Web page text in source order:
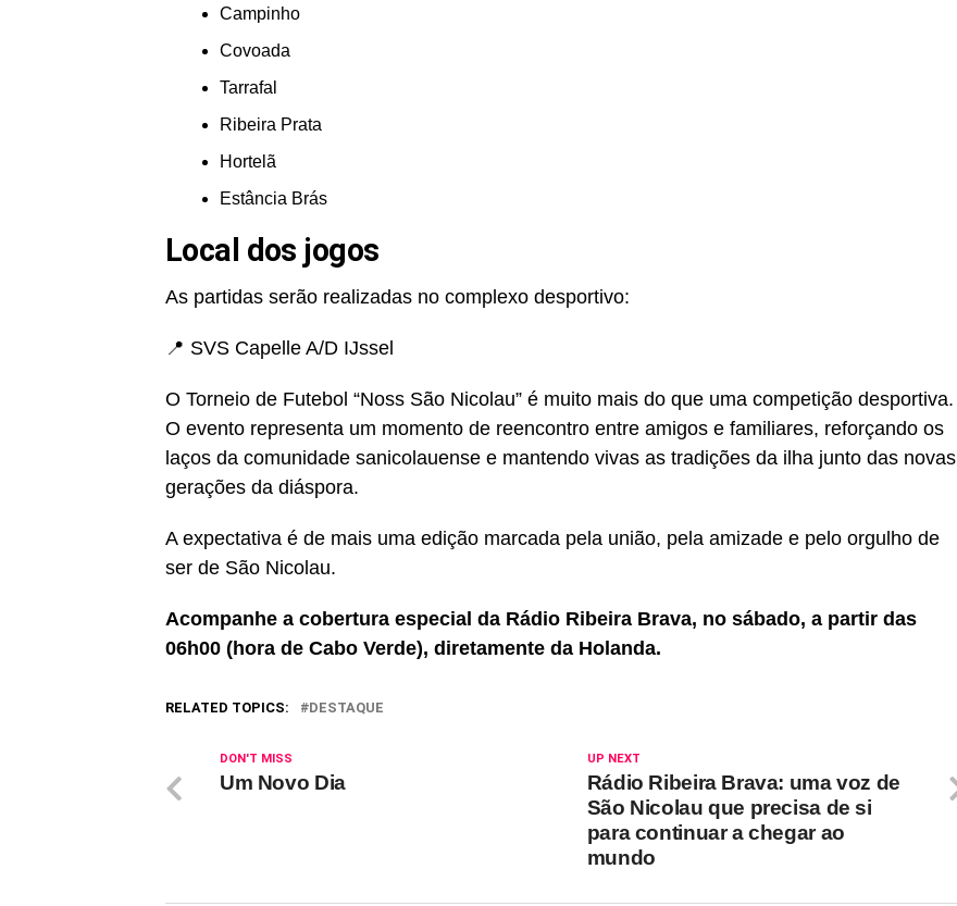
Campinho
Covoada
Tarrafal
Ribeira Prata
Hortelã
Estância Brás
Local dos jogos
As partidas serão realizadas no complexo desportivo:
📍 SVS Capelle A/D IJssel
O Torneio de Futebol “Noss São Nicolau” é muito mais do que uma competição desportiva.
O evento representa um momento de reencontro entre amigos e familiares, reforçando os
laços da comunidade sanicolauense e mantendo vivas as tradições da ilha junto das novas
gerações da diáspora.
A expectativa é de mais uma edição marcada pela união, pela amizade e pelo orgulho de
ser de São Nicolau.
Acompanhe a cobertura especial da Rádio Ribeira Brava, no sábado, a partir das
06h00 (hora de Cabo Verde), diretamente da Holanda.
RELATED TOPICS: DESTAQUE
UP NEXT
Rádio Ribeira Brava: uma voz de
São Nicolau que precisa de si
para continuar a chegar ao
mundo
DON'T MISS
Um Novo Dia